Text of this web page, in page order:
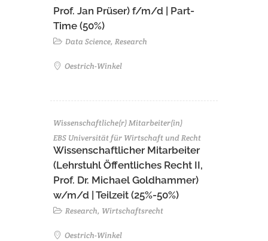
Prof. Jan Prüser) f/m/d | Part-
Time (50%)
Data Science, Research
Oestrich-Winkel
Wissenschaftliche(r) Mitarbeiter(in)
EBS Universität für Wirtschaft und Recht
Wissenschaftlicher Mitarbeiter
(Lehrstuhl Öffentliches Recht II,
Prof. Dr. Michael Goldhammer)
w/m/d | Teilzeit (25%-50%)
Research, Wirtschaftsrecht
Oestrich-Winkel